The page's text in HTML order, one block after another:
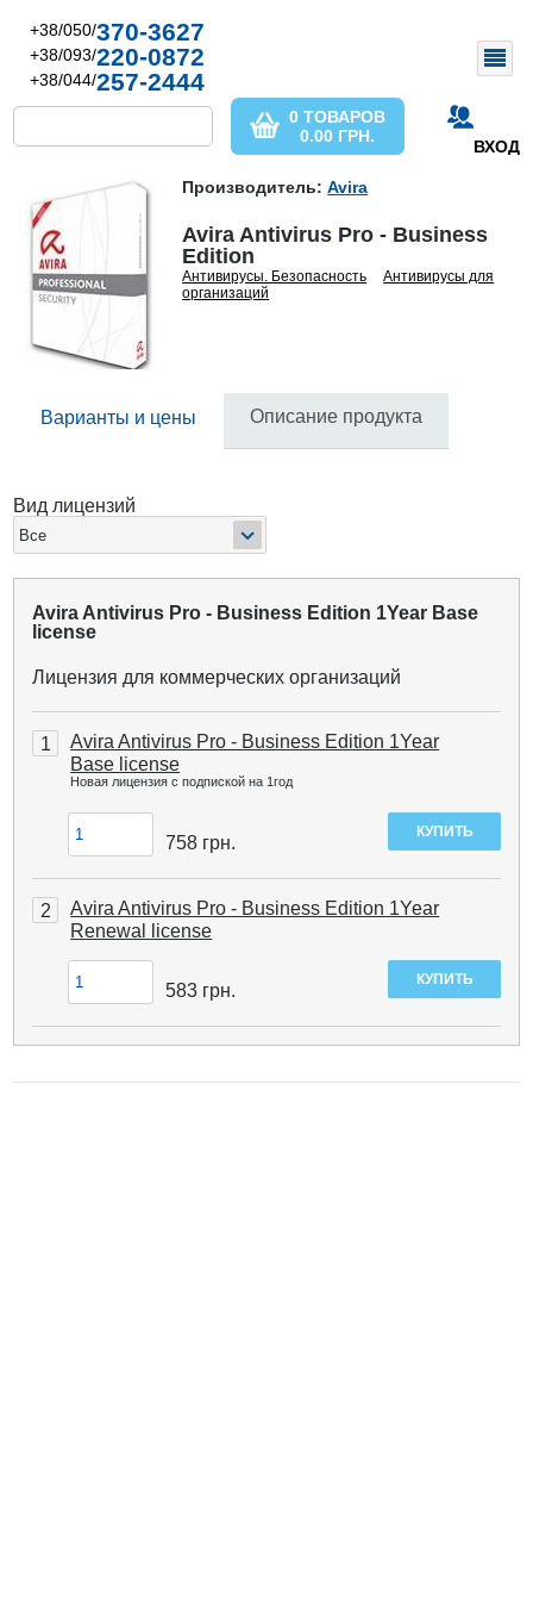
+38/050/370-3627
+38/093/220-0872
+38/044/257-2444
ВХОД
0 ТОВАРОВ
0.00 ГРН.
Производитель:Avira
Avira Antivirus Pro - Business
Edition
Антивирусы. Безопасность
Антивирусы для
организаций
Варианты и цены Описание продукта
Вид лицензий
Avira Antivirus Pro - Business Edition 1Year Base
license
Лицензия для коммерческих организаций
1
Avira Antivirus Pro - Business Edition 1Year
Base license
Новая лицензия с подпиской на 1год
758 грн.
2
Avira Antivirus Pro - Business Edition 1Year
Renewal license
583 грн.